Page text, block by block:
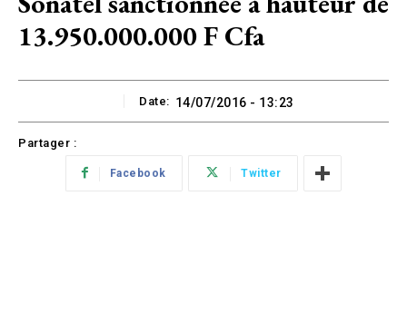
13.950.000.000 F Cfa
Date: 14/07/2016 - 13:23
Partager :
Facebook Twitter